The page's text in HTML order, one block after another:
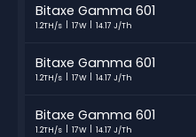
Bitaxe Gamma 601
1.2TH/s 17W 14.17 J/Th
Bitaxe Gamma 601
1.2TH/s 17W 14.17 J/Th
Bitaxe Gamma 601
1.2TH/s 17W 14.17 J/Th